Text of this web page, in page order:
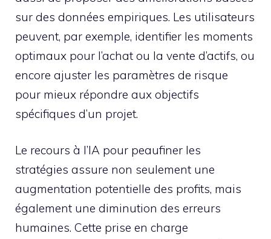
sur des données empiriques. Les utilisateurs
peuvent, par exemple, identifier les moments
optimaux pour l’achat ou la vente d’actifs, ou
encore ajuster les paramètres de risque
pour mieux répondre aux objectifs
spécifiques d’un projet.
Le recours à l’IA pour peaufiner les
stratégies assure non seulement une
augmentation potentielle des profits, mais
également une diminution des erreurs
humaines. Cette prise en charge